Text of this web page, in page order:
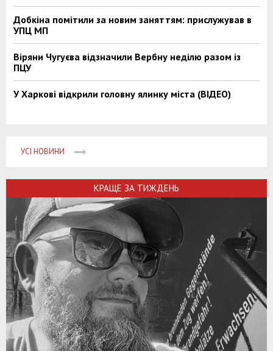
Добкіна помітили за новим заняттям: прислужував в
УПЦ МП
Віряни Чугуєва відзначили Вербну неділю разом із
ПЦУ
У Харкові відкрили головну ялинку міста (ВІДЕО)
УСІ НОВИНИ
КРАЩЕ ЗА ТИЖДЕНЬ